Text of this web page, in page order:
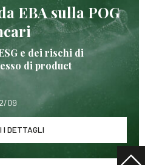
EBA sulla POG
e dei rischi di
di product
09
I DETTAGLI